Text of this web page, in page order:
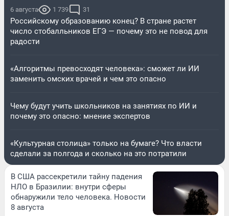
6 августа 1 739 31
Российскому образованию конец? В стране растет
число стобалльников ЕГЭ — почему это не повод для
радости
«Алгоритмы превосходят человека»: сможет ли ИИ
заменить омских врачей и чем это опасно
Чему будут учить школьников на занятиях по ИИ и
почему это опасно: мнение экспертов
«Культурная столица» только на бумаге? Что власти
сделали за полгода и сколько на это потратили
В США рассекретили тайну падения
НЛО в Бразилии: внутри сферы
обнаружили тело человека. Новости
8 августа